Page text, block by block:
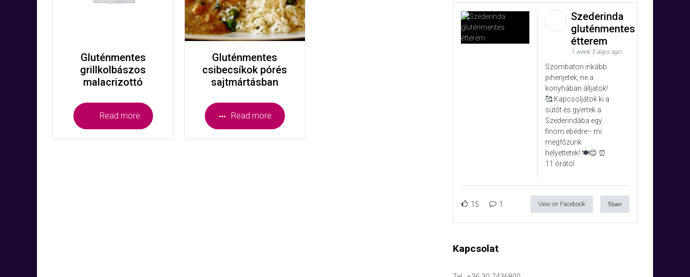
Gluténmentes
grillkolbászos
malacrizottó
Read more
Gluténmentes
csibecsíkok pórés
sajtmártásban
Read more
Szederinda
gluténmentes
étterem
1 week 5 days ago
Szombaton inkább
pihenjetek, ne a
konyhában álljatok!
🥰 Kapcsoljátok ki a
sütőt és gyertek a
Szederindába egy
finom ebédre– mi
megfőzünk
helyettetek! 🍽️😊 ⏰
11 órától
15 1 View on Facebook Share
Kapcsolat